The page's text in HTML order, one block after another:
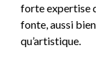
forte expertise
fonte, aussi
qu’artistique.